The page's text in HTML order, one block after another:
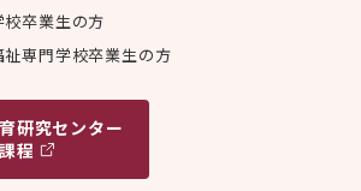
卒業生の方
専門学校卒業生の方
研究センター
程